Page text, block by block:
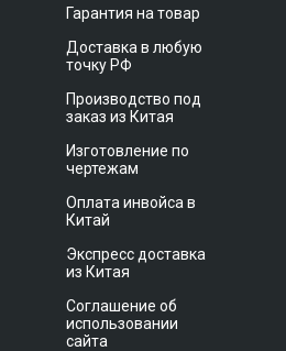
Гарантия на товар
Доставка в любую
точку РФ
Производство под
заказ из Китая
Изготовление по
чертежам
Оплата инвойса в
Китай
Экспресс доставка
из Китая
Соглашение об
использовании
сайта